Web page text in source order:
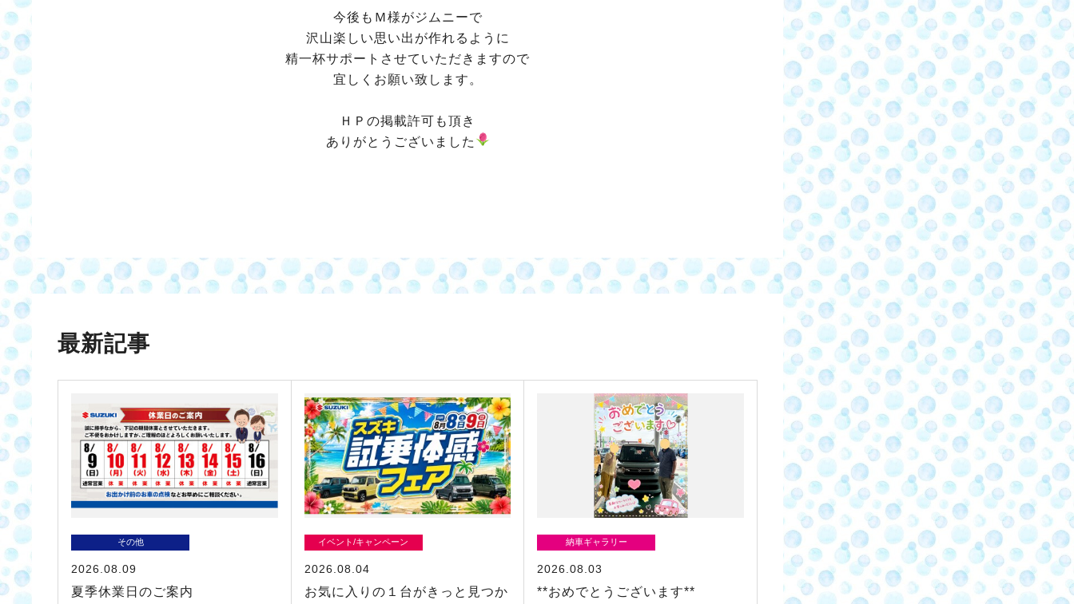
今後もＭ様がジムニーで
沢山楽しい思い出が作れるように
精一杯サポートさせていただきますので
宜しくお願い致します。
ＨＰの掲載許可も頂き
ありがとうございました
最新記事
その他
2026.08.09
夏季休業日のご案内
イベント/キャンペーン
2026.08.04
お気に入りの１台がきっと見つか
納車ギャラリー
2026.08.03
**おめでとうございます**